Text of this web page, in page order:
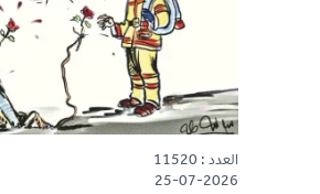
العدد : 11520
25-07-2026